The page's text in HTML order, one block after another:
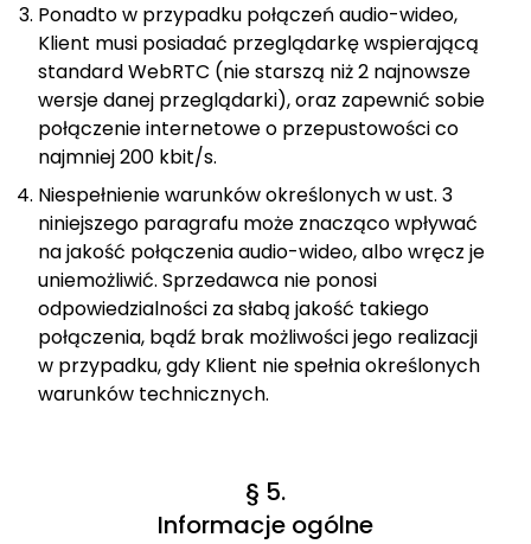
Ponadto w przypadku połączeń audio-wideo,
Klient musi posiadać przeglądarkę wspierającą
standard WebRTC (nie starszą niż 2 najnowsze
wersje danej przeglądarki), oraz zapewnić sobie
połączenie internetowe o przepustowości co
najmniej 200 kbit/s.
Niespełnienie warunków określonych w ust. 3
niniejszego paragrafu może znacząco wpływać
na jakość połączenia audio-wideo, albo wręcz je
uniemożliwić. Sprzedawca nie ponosi
odpowiedzialności za słabą jakość takiego
połączenia, bądź brak możliwości jego realizacji
w przypadku, gdy Klient nie spełnia określonych
warunków technicznych.
§ 5.
Informacje ogólne